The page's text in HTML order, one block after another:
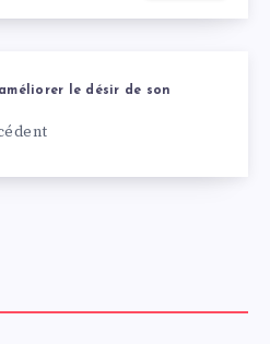
le désir de son